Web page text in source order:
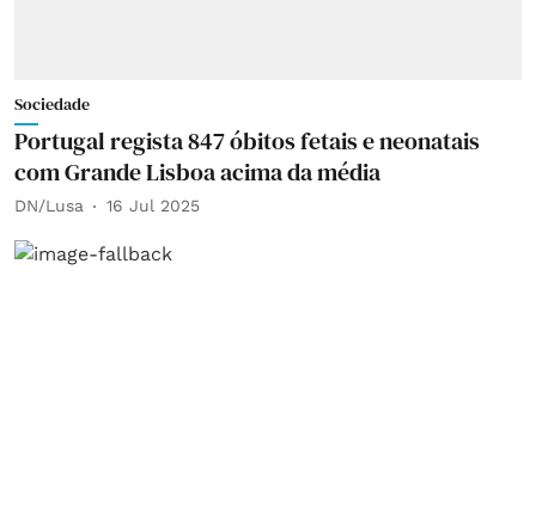
Sociedade
Portugal regista 847 óbitos fetais e neonatais
com Grande Lisboa acima da média
DN/Lusa 16 Jul 2025